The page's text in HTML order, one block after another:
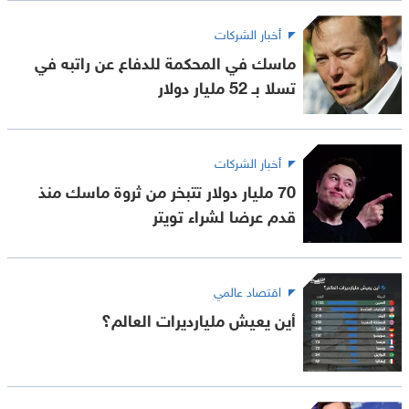
أخبار الشركات
ماسك في المحكمة للدفاع عن راتبه في
تسلا بـ 52 مليار دولار
أخبار الشركات
70 مليار دولار تتبخر من ثروة ماسك منذ
قدم عرضا لشراء تويتر
اقتصاد عالمي
أين يعيش مليارديرات العالم؟